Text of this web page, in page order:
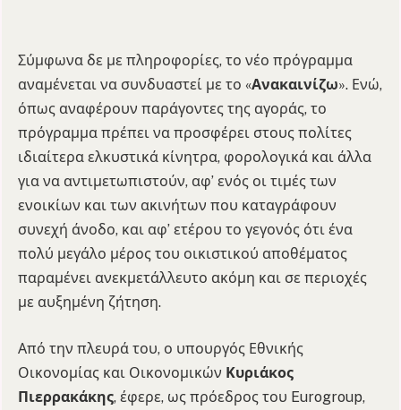
Σύμφωνα δε με πληροφορίες, το νέο πρόγραμμα
αναμένεται να συνδυαστεί με το «Ανακαινίζω». Ενώ,
όπως αναφέρουν παράγοντες της αγοράς, το
πρόγραμμα πρέπει να προσφέρει στους πολίτες
ιδιαίτερα ελκυστικά κίνητρα, φορολογικά και άλλα
για να αντιμετωπιστούν, αφ’ ενός οι τιμές των
ενοικίων και των ακινήτων που καταγράφουν
συνεχή άνοδο, και αφ’ ετέρου το γεγονός ότι ένα
πολύ μεγάλο μέρος του οικιστικού αποθέματος
παραμένει ανεκμετάλλευτο ακόμη και σε περιοχές
με αυξημένη ζήτηση.
Από την πλευρά του, ο υπουργός Εθνικής
Οικονομίας και Οικονομικών Κυριάκος
Πιερρακάκης, έφερε, ως πρόεδρος του Eurogroup,